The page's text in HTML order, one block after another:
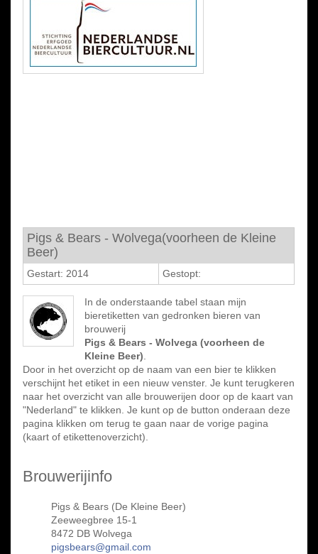
Pigs & Bears - Wolvega(voorheen de Kleine
Beer)
Gestart: 2014 Gestopt:
In de onderstaande tabel staan mijn
bieretiketten van gedronken bieren van
brouwerij
Pigs & Bears - Wolvega (voorheen de
Kleine Beer)
Door in het overzicht op de naam van een bier te klikken
verschijnt het etiket in een nieuw venster. Je kunt terugkeren
naar het overzicht van alle brouwerijen door op de kaart van
"Nederland" te klikken. Je kunt op de button onderaan deze
pagina klikken om terug te gaan naar de vorige pagina
(kaart of etikettenoverzicht).
Brouwerijinfo
Pigs & Bears (De Kleine Beer)
Zeeweegbree 15-1
8472 DB Wolvega
pigsbears@gmail.com